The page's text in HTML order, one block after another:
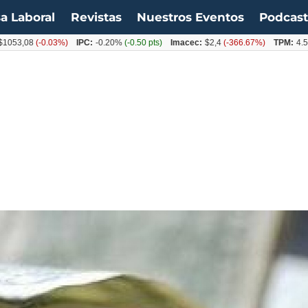
Laboral Revistas Nuestros Eventos Podcast
(-0.03%) IPC: -0.20%(-0.50 pts) Imacec: $2,4(-366.67%) TPM: 4.50%